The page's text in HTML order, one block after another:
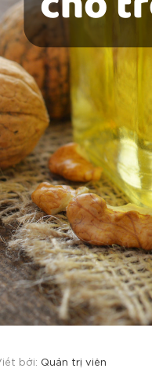
bởi: Quản trị viên